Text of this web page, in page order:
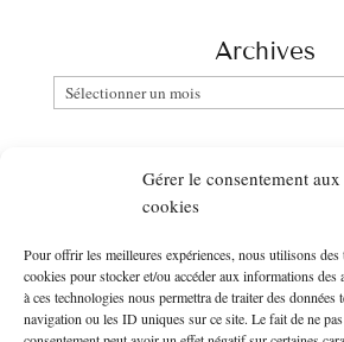
Gérer le consentement aux
cookies
Pour offrir les meilleures expériences, nous utilisons des
cookies pour stocker et/ou accéder aux informations des
à ces technologies nous permettra de traiter des données
navigation ou les ID uniques sur ce site. Le fait de ne
Archives
Archives
Newsletter
Entrer votre email :